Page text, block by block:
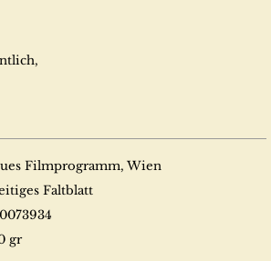
Filmprogramm, Wien
Faltblatt
gr